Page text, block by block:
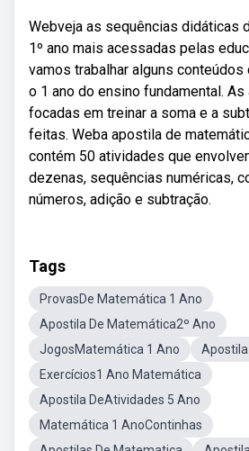
Webveja as sequências didáticas
1º ano mais acessadas pelas
vamos trabalhar alguns conteúdos
o 1 ano do ensino fundamental.
focadas em treinar a soma e a
feitas. Weba apostila de
contém 50 atividades que
dezenas, sequências numéricas,
números, adição e subtração.
Tags
ProvasDe Matemática 1 Ano
Apostila De Matemática2º Ano
JogosMatemática 1 Ano
Exercícios1 Ano Matemática
Apostila DeAtividades 5 Ano
Matemática 1 AnoContinhas